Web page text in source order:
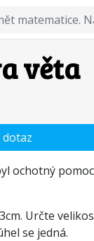
věta
ochotný
Určte
se jedná.